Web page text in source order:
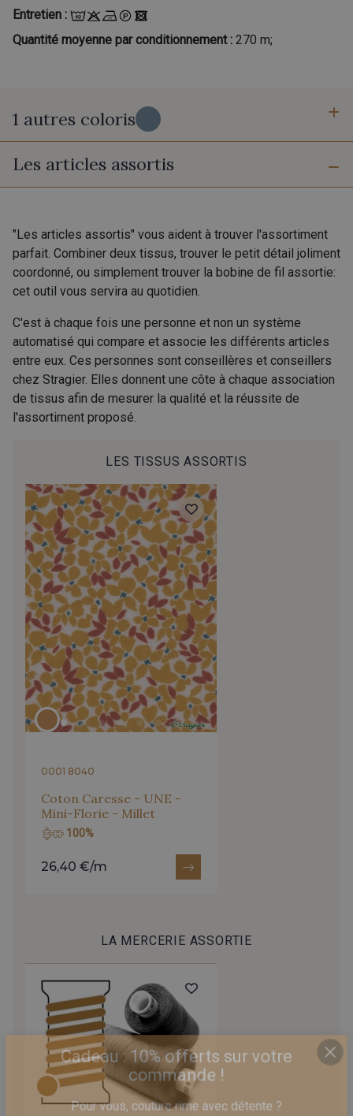
Entretien :
Quantité moyenne par conditionnement : 270 m;
1 autres coloris
2 - Ballet
Les articles assortis
"Les articles assortis" vous aident à trouver l'assortiment
parfait. Combiner deux tissus, trouver le petit détail joliment
coordonné, ou simplement trouver la bobine de fil assortie:
cet outil vous servira au quotidien.
C'est à chaque fois une personne et non un système
automatisé qui compare et associe les différents articles
entre eux. Ces personnes sont conseillères et conseillers
chez Stragier. Elles donnent une côte à chaque association
de tissus afin de mesurer la qualité et la réussite de
l'assortiment proposé.
LES TISSUS ASSORTIS
0001 8040
Coton Caresse - UNE -
Mini-Florie - Millet
100%
26,40 €/m
LA MERCERIE ASSORTIE
Cadeau : 10% offerts sur votre
commande !